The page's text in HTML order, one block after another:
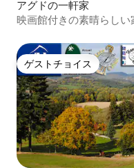
バニョールには、Adif
Brava駅まで電車で行く
Une fois à Gérone、
vous trouverez l'arrêt de
Banyoles。 時刻表と料金/ times and
prices/horaires et tarifs: RENFE（レンフ
ェ） Plaça Espanya, s/n 17007 Girona 電
話：972 20 27 83
レンタカー： Reparauto Quintanas, SL C
/ Camí Can Trull Vell, 98
電話番号：972 57 27 77 Marius Rent-a-
アグドの一軒家
映画館付きの素晴らしい
ゲストチョイス
ゲストチョイス